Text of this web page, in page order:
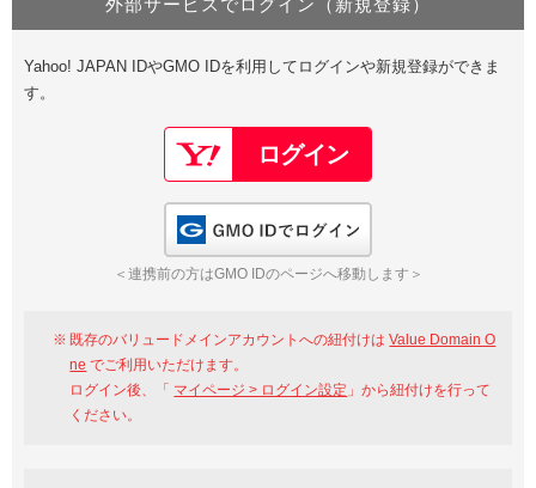
Value Domain Oneにログイン
Google
GMO ID Amazon
※AmazonはValue Domain Oneのログイン画面へ遷移します
Value Domain Oneアカウント作成
以下でも登録可能
Google Yahoo!
GMO ID
外部サービスでログイン（新規登録）
Yahoo! JAPAN IDやGMO IDを利用してログインや新規登録ができま
す。
＜連携前の方はGMO IDのページへ移動します＞
既存のバリュードメインアカウントへの紐付けはValue Domain O
ne でご利用いただけます。
ログイン後、「 マイページ > ログイン設定 」から紐付けを行って
ください。